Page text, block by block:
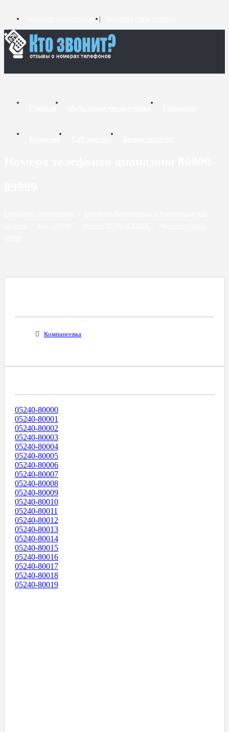
Компанеевка
05240-80000
05240-80001
05240-80002
05240-80003
05240-80004
05240-80005
05240-80006
05240-80007
05240-80008
05240-80009
05240-80010
05240-80011
05240-80012
05240-80013
05240-80014
05240-80015
05240-80016
05240-80017
05240-80018
05240-80019